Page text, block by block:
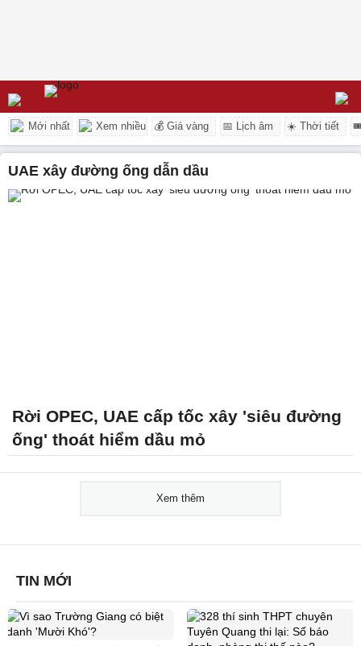
Mới nhất Xem nhiều 💰 Giá vàng 📅 Lịch âm ☀️ Thời tiết
UAE xây đường ống dẫn dầu
Rời OPEC, UAE cấp tốc xây 'siêu đường
ống' thoát hiểm dầu mỏ
Xem thêm
TIN MỚI